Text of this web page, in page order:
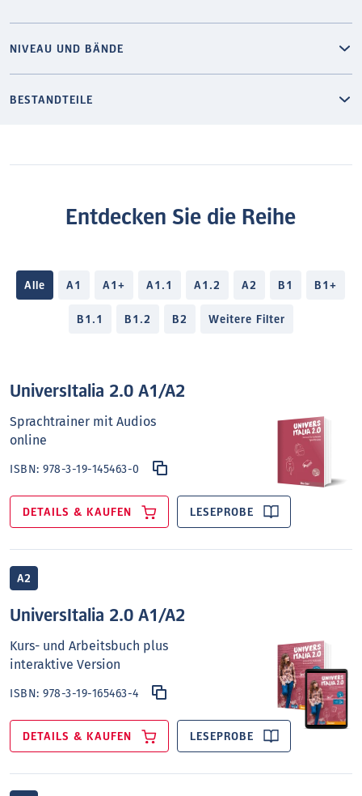
NIVEAU UND BÄNDE
BESTANDTEILE
Entdecken Sie die Reihe
Alle A1 A1+ A1.1 A1.2 A2 B1 B1+
B1.1 B1.2 B2 Weitere Filter
UniversItalia 2.0 A1/A2
Sprachtrainer mit Audios
online
ISBN:978-3-19-145463-0
DETAILS & KAUFEN LESEPROBE
A2
UniversItalia 2.0 A1/A2
Kurs- und Arbeitsbuch plus
interaktive Version
ISBN:978-3-19-165463-4
DETAILS & KAUFEN LESEPROBE